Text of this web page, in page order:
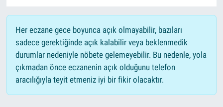
Her eczane gece boyunca açık olmayabilir, bazıları
sadece gerektiğinde açık kalabilir veya beklenmedik
durumlar nedeniyle nöbete gelemeyebilir. Bu nedenle, yola
çıkmadan önce eczanenin açık olduğunu telefon
aracılığıyla teyit etmeniz iyi bir fikir olacaktır.